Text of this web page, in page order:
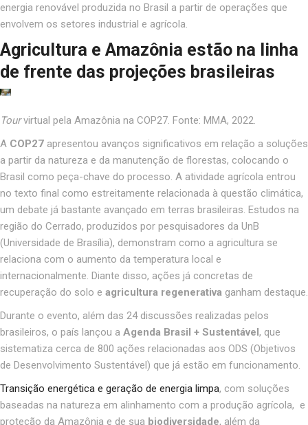
energia renovável produzida no Brasil a partir de operações que
envolvem os setores industrial e agrícola.
Agricultura e Amazônia estão na linha
de frente das projeções brasileiras
Tourvirtual pela Amazônia na COP27. Fonte: MMA, 2022.
A COP27 apresentou avanços significativos em relação a soluções
a partir da natureza e da manutenção de florestas, colocando o
Brasil como peça-chave do processo. A atividade agrícola entrou
no texto final como estreitamente relacionada à questão climática,
um debate já bastante avançado em terras brasileiras. Estudos na
região do Cerrado, produzidos por pesquisadores da UnB
(Universidade de Brasília), demonstram como a agricultura se
relaciona com o aumento da temperatura local e
internacionalmente. Diante disso, ações já concretas de
recuperação do solo e agricultura regenerativa ganham destaque.
Durante o evento, além das 24 discussões realizadas pelos
brasileiros, o país lançou a Agenda Brasil + Sustentável, que
sistematiza cerca de 800 ações relacionadas aos ODS (Objetivos
de Desenvolvimento Sustentável) que já estão em funcionamento.
Transição energética e geração de energia limpa, com soluções
baseadas na natureza em alinhamento com a produção agrícola, e
proteção da Amazônia e de sua biodiversidade, além da